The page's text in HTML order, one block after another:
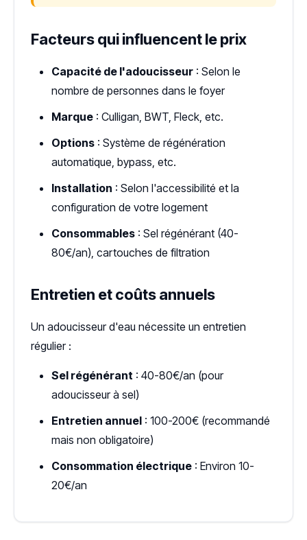
Facteurs qui influencent le prix
Capacité de l'adoucisseur : Selon le
nombre de personnes dans le foyer
Marque : Culligan, BWT, Fleck, etc.
Options : Système de régénération
automatique, bypass, etc.
Installation : Selon l'accessibilité et la
configuration de votre logement
Consommables : Sel régénérant (40-
80€/an), cartouches de filtration
Entretien et coûts annuels
Un adoucisseur d'eau nécessite un entretien
régulier :
Sel régénérant : 40-80€/an (pour
adoucisseur à sel)
Entretien annuel : 100-200€ (recommandé
mais non obligatoire)
Consommation électrique : Environ 10-
20€/an